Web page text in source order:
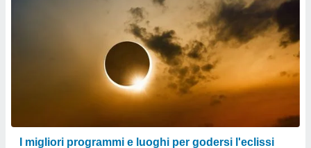
I migliori programmi e luoghi per godersi l'eclissi